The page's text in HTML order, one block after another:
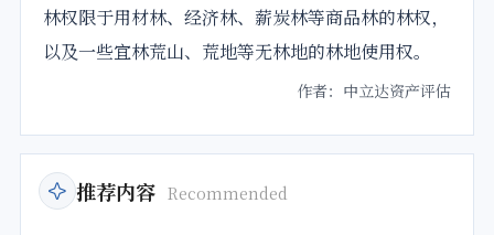
林权限于用材林、经济林、薪炭林等商品林的林权，
以及一些宜林荒山、荒地等无林地的林地使用权。
作者：中立达资产评估
推荐内容 Recommended